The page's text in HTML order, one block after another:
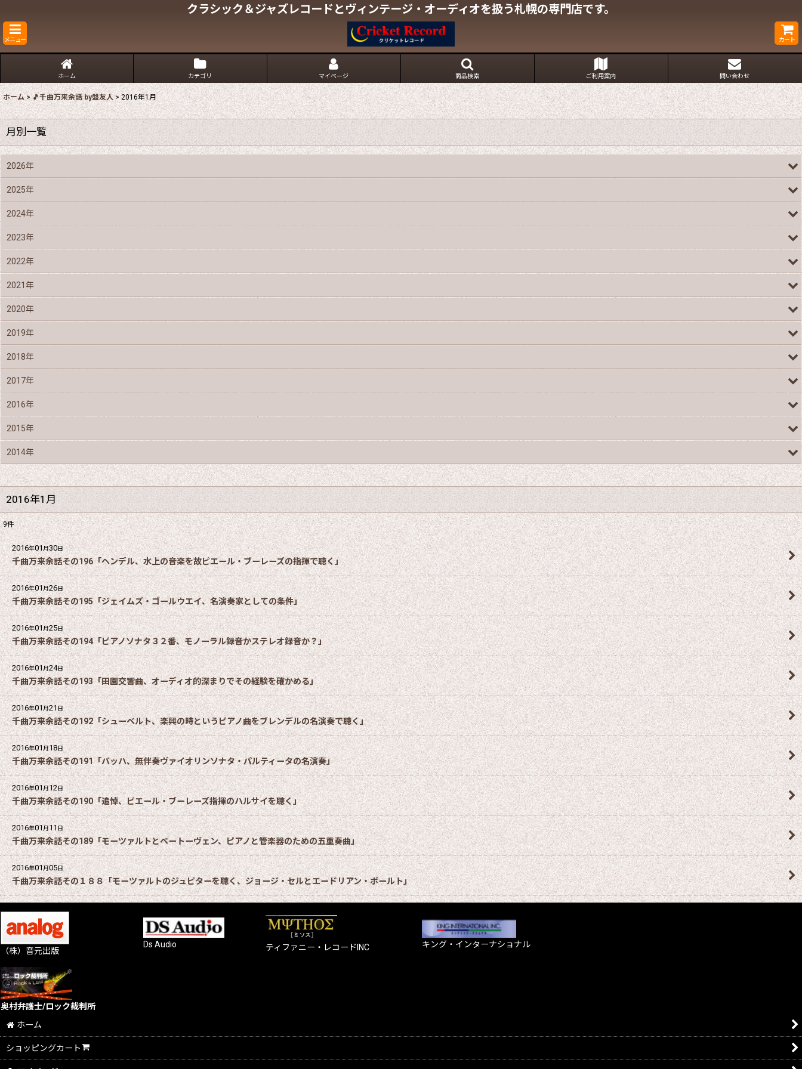
クラシック＆ジャズレコードとヴィンテージ・オーディオを扱う札幌の専門店です。
メニュー カート
ホーム カテゴリ マイページ 商品検索 ご利用案内 問い合わせ
ホーム > 🎵千曲万来余話 by盤友人 > 2016年1月
2016年1月
9件
2016年01月30日
千曲万来余話その196「ヘンデル、水上の音楽を故ピエール・ブーレーズの指揮で聴く」
2016年01月26日
千曲万来余話その195「ジェイムズ・ゴールウエイ、名演奏家としての条件」
2016年01月25日
千曲万来余話その194「ピアノソナタ３２番、モノーラル録音かステレオ録音か？」
2016年01月24日
千曲万来余話その193「田園交響曲、オーディオ的深まりでその経験を確かめる」
2016年01月21日
千曲万来余話その192「シューベルト、楽興の時というピアノ曲をブレンデルの名演奏で聴く」
2016年01月18日
千曲万来余話その191「バッハ、無伴奏ヴァイオリンソナタ・パルティータの名演奏」
2016年01月12日
千曲万来余話その190「追悼、ピエール・ブーレーズ指揮のハルサイを聴く」
2016年01月11日
千曲万来余話その189「モーツァルトとベートーヴェン、ピアノと管楽器のための五重奏曲」
2016年01月05日
千曲万来余話その１８８「モーツァルトのジュピターを聴く、ジョージ・セルとエードリアン・ボールト」
月別一覧
2026年
2025年
2024年
2023年
2022年
2021年
2020年
2019年
2018年
2017年
2016年
2015年
2014年
（株）音元出版
Ds Audio ティファニー・レコードINC キング・インターナショナル
奥村弁護士/ロック裁判所
ホーム
ショッピングカート